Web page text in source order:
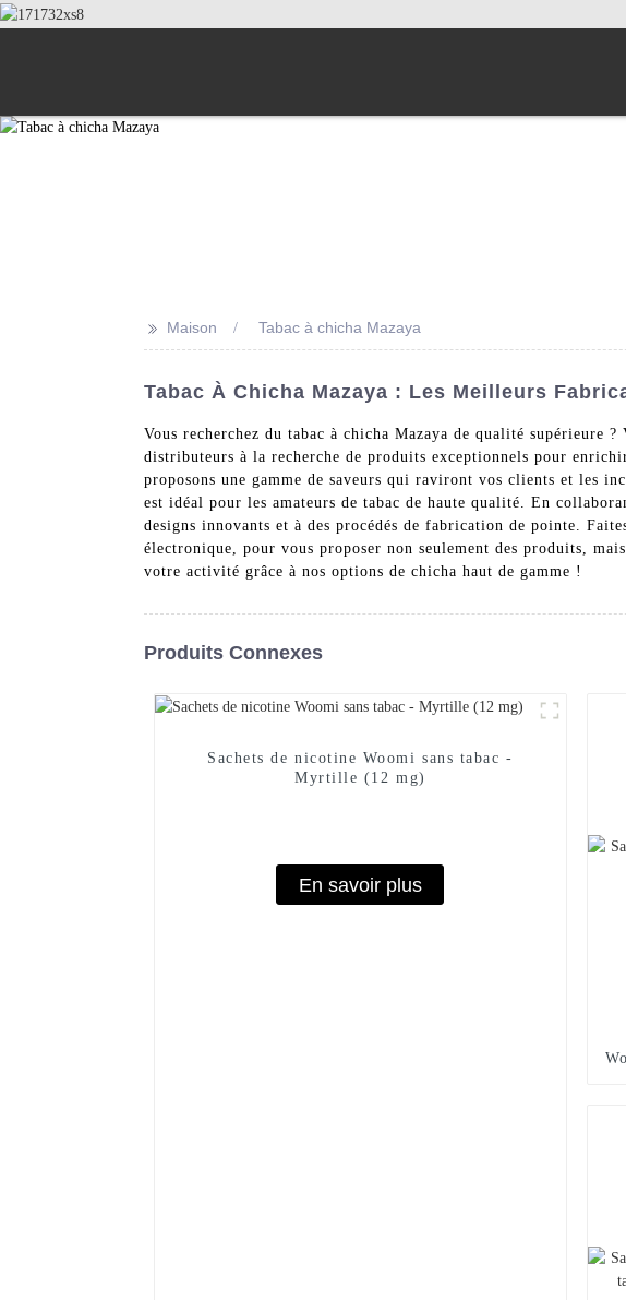
>> Maison Tabac à chicha Mazaya
Tabac À Chicha Mazaya : Les Meilleurs
Vous recherchez du tabac à chicha Mazaya de qualité supérieure
distributeurs à la recherche de produits exceptionnels pour
proposons une gamme de saveurs qui raviront vos clients et les
est idéal pour les amateurs de tabac de haute qualité. En
designs innovants et à des procédés de fabrication de pointe.
électronique, pour vous proposer non seulement des produits,
votre activité grâce à nos options de chicha haut de gamme !
Produits Connexes
Sachets de nicotine Woomi sans tabac -
Myrtille (12 mg)
En savoir plus